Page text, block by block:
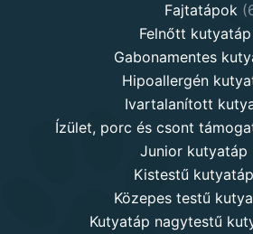
Fajtatápok
Felnőtt kutyatáp
Gabonamentes
Hipoallergén
Ivartalanított
Ízület, porc és csont
Junior kutyatáp
Kistestű kutyatáp
Közepes testű
Kutyatáp nagytestű